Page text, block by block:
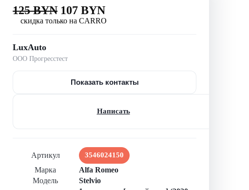
125 BYN 107 BYN
скидка только на CARRO
LuxAuto
ООО Прогресстест
Показать контакты
Написать
Артикул 3546024150
Марка
Alfa Romeo
Модель
Stelvio